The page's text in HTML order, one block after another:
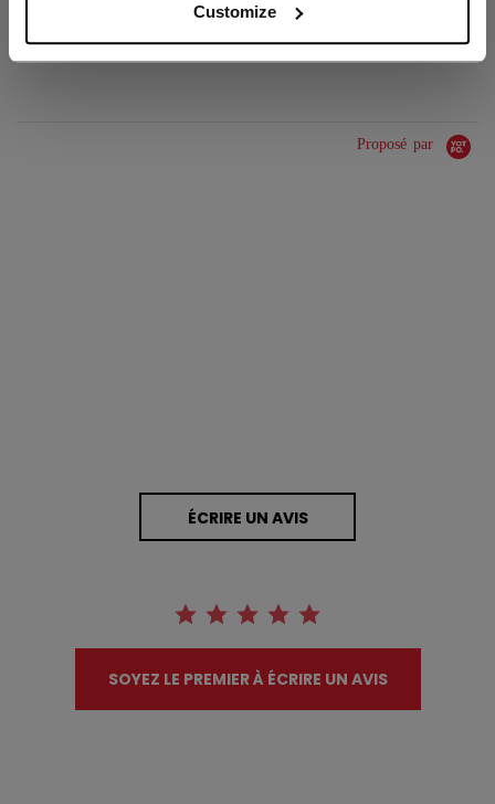
Customize
ÉVALUATIONS
Proposé par
ÉCRIRE UN AVIS
SOYEZ LE PREMIER À ÉCRIRE UN AVIS